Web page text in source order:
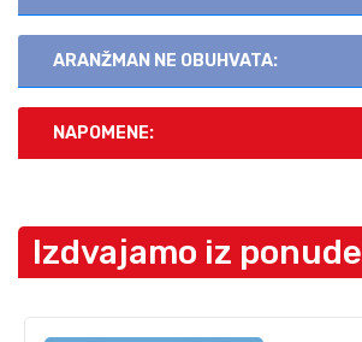
ARANŽMAN NE OBUHVATA:
NAPOMENE:
Izdvajamo iz ponude